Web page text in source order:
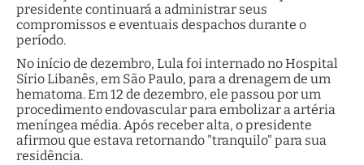
presidente continuará a administrar seus
compromissos e eventuais despachos durante o
período.
No início de dezembro, Lula foi internado no Hospital
Sírio Libanês, em São Paulo, para a drenagem de um
hematoma. Em 12 de dezembro, ele passou por um
procedimento endovascular para embolizar a artéria
meníngea média. Após receber alta, o presidente
afirmou que estava retornando "tranquilo" para sua
residência.